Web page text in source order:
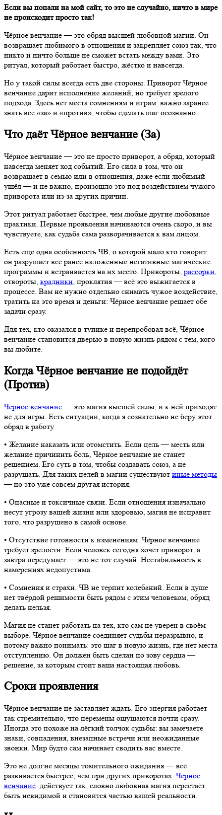
Если вы попали на мой сайт, то это не случайно, ничто в мире
не происходит просто так!
Чёрное венчание — это обряд высшей любовной магии. Он
возвращает любимого в отношения и закрепляет союз так, что
никто и ничто больше не сможет встать между вами. Это
ритуал, который работает быстро, жёстко и навсегда.
Но у такой силы всегда есть две стороны. Приворот Чёрное
венчание дарит исполнение желаний, но требует зрелого
подхода. Здесь нет места сомнениям и играм: важно заранее
знать все «за» и «против», чтобы сделать шаг осознанно.
Что даёт Чёрное венчание (За)
Чёрное венчание — это не просто приворот, а обряд, который
навсегда меняет ход событий. Его сила в том, что он
возвращает в семью или в отношения, даже если любимый
ушёл — и не важно, произошло это под воздействием чужого
приворота или из-за других причин.
Этот ритуал работает быстрее, чем любые другие любовные
практики. Первые проявления начинаются очень скоро, и вы
чувствуете, как судьба сама разворачивается к вам лицом.
Есть ещё одна особенность ЧВ, о которой мало кто говорит:
он разрушает все ранее наложенные негативные магические
программы и встраивается на их место. Привороты, рассорки
отвороты, крадники , проклятия — всё это выжигается в
процессе. Вам не нужно отдельно снимать чужое воздействие,
тратить на это время и деньги: Чёрное венчание решает обе
задачи сразу.
Для тех, кто оказался в тупике и перепробовал всё, Чёрное
венчание становится дверью в новую жизнь рядом с тем, кого
вы любите.
Когда Чёрное венчание не подойдёт
(Против)
Чёрное венчание— это магия высшей силы, и к ней приходят
не для игры. Есть ситуации, когда я сознательно не беру этот
обряд в работу.
• Желание наказать или отомстить. Если цель — месть или
желание причинить боль, Чёрное венчание не станет
решением. Его суть в том, чтобы создавать союз, а не
разрушать. Для таких целей в магии существуют иные методы
— но это уже совсем другая история.
• Опасные и токсичные связи. Если отношения изначально
несут угрозу вашей жизни или здоровью, магия не исправит
того, что разрушено в самой основе.
• Отсутствие готовности к изменениям. Чёрное венчание
требует зрелости. Если человек сегодня хочет приворот, а
завтра передумает — это не тот случай. Нестабильность в
намерениях недопустима.
• Сомнения и страхи. ЧВ не терпит колебаний. Если в душе
нет твёрдой решимости быть рядом с этим человеком, обряд
делать нельзя.
Магия не станет работать на тех, кто сам не уверен в своём
выборе. Чёрное венчание соединяет судьбы неразрывно, и
потому важно понимать: это шаг в новую жизнь, где нет места
отступлению. Он должен быть сделан по зову сердца —
решение, за которым стоит ваша настоящая любовь.
Сроки проявления
Чёрное венчание не заставляет ждать. Его энергия работает
так стремительно, что перемены ощущаются почти сразу.
Иногда это похоже на лёгкий толчок судьбы: вы замечаете
знаки, совпадения, внезапные встречи или неожиданные
звонки. Мир будто сам начинает сводить вас вместе.
Это не долгие месяцы томительного ожидания — всё
развивается быстрее, чем при других приворотах. Чёрное
венчание действует так, словно любовная магия перестаёт
быть невидимой и становится частью вашей реальности.